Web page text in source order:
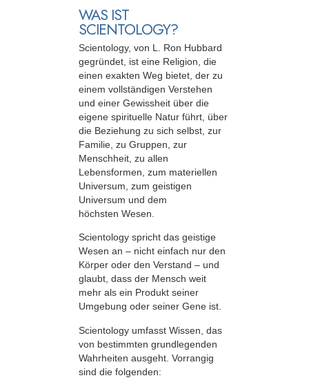
WAS IST
SCIENTOLOGY?
Scientology, von L. Ron Hubbard
gegründet, ist eine Religion, die
einen exakten Weg bietet, der zu
einem vollständigen Verstehen
und einer Gewissheit über die
eigene spirituelle Natur führt, über
die Beziehung zu sich selbst, zur
Familie, zu Gruppen, zur
Menschheit, zu allen
Lebensformen, zum materiellen
Universum, zum geistigen
Universum und dem
höchsten Wesen.
Scientology spricht das geistige
Wesen an – nicht einfach nur den
Körper oder den Verstand – und
glaubt, dass der Mensch weit
mehr als ein Produkt seiner
Umgebung oder seiner Gene ist.
Scientology umfasst Wissen, das
von bestimmten grundlegenden
Wahrheiten ausgeht. Vorrangig
sind die folgenden: